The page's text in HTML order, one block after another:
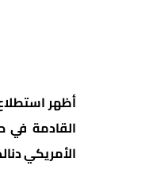
القادمة في
الأمريكي